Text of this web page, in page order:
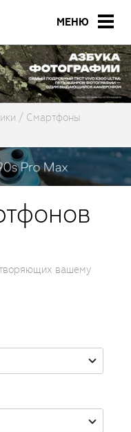
МЕНЮ
Смартфоны
вашему